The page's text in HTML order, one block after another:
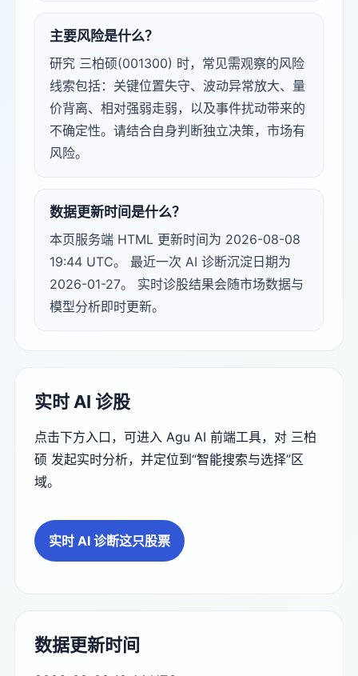
主要风险是什么？
研究 三柏硕(001300) 时，常见需观察的风险
线索包括：关键位置失守、波动异常放大、量
价背离、相对强弱走弱，以及事件扰动带来的
不确定性。请结合自身判断独立决策，市场有
风险。
数据更新时间是什么？
本页服务端 HTML 更新时间为 2026-08-08
19:44 UTC。 最近一次 AI 诊断沉淀日期为
2026-01-27。 实时诊股结果会随市场数据与
模型分析即时更新。
实时 AI 诊股
点击下方入口，可进入 Agu AI 前端工具，对 三柏
硕 发起实时分析，并定位到“智能搜索与选择”区
域。
实时 AI 诊断这只股票
数据更新时间